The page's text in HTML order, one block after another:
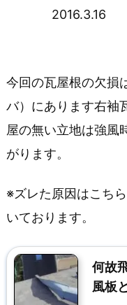
を
書
き
続
る
屋
根
2016.3.16
今回の瓦屋根の欠損
バ）にあります右袖
屋の無い立地は強風
がります。
※ズレた原因はこち
いております。
何故
風板